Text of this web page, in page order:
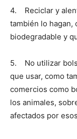
4. Reciclar y
también lo hagan,
biodegradable y
5. No utilizar
que usar, como
comercios como
los animales,
afectados por